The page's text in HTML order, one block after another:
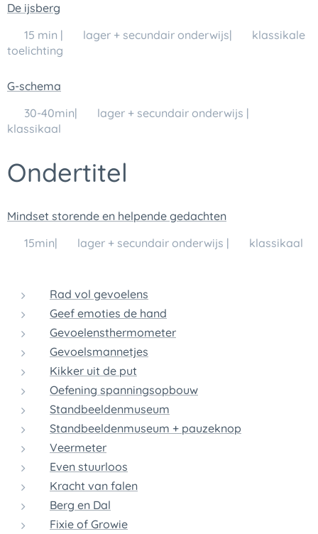
De ijsberg
🕒 15 min | 👥 lager + secundair onderwijs| 💬 klassikale
toelichting
G-schema
🕒 30-40min| 👥 lager + secundair onderwijs | 💬
klassikaal
Ondertitel
Mindset storende en helpende gedachten
🕒 15min| 👥 lager + secundair onderwijs | 💬 klassikaal
Rad vol gevoelens
Geef emoties de hand
Gevoelensthermometer
Gevoelsmannetjes
Kikker uit de put
Oefening spanningsopbouw
Standbeeldenmuseum
Standbeeldenmuseum + pauzeknop
Veermeter
Even stuurloos
Kracht van falen
Berg en Dal
Fixie of Growie